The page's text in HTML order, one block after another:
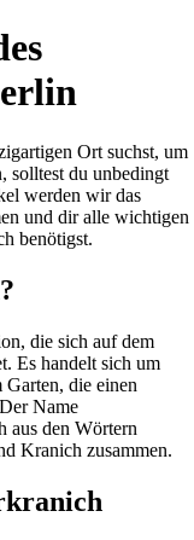
Ort suchst, um
solltest du unbedingt
werden wir das
und dir alle wichtigen
benötigst.
die sich auf dem
Es handelt sich um
die einen
Name
aus den Wörtern
Kranich zusammen.